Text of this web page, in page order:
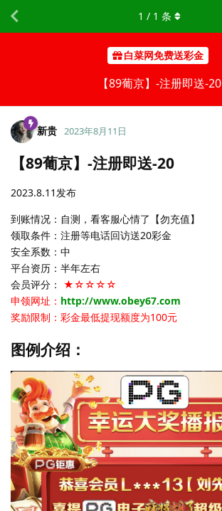
白菜网免费送彩金
【89葡京】-注册即送-20
1 / 1 条
新贵 2023年8月11日
【89葡京】-注册即送-20
2023.8.11发布
到账情况：自测，看客服心情了【勿充值】
领取条件：注册等电话回访送20彩金
安全系数：中
平台资历：半年左右
会员评分： ★☆☆☆☆
申领网址： http://www.obey67.com
奖励限制：彩金最低提现额度为100元
图例介绍：